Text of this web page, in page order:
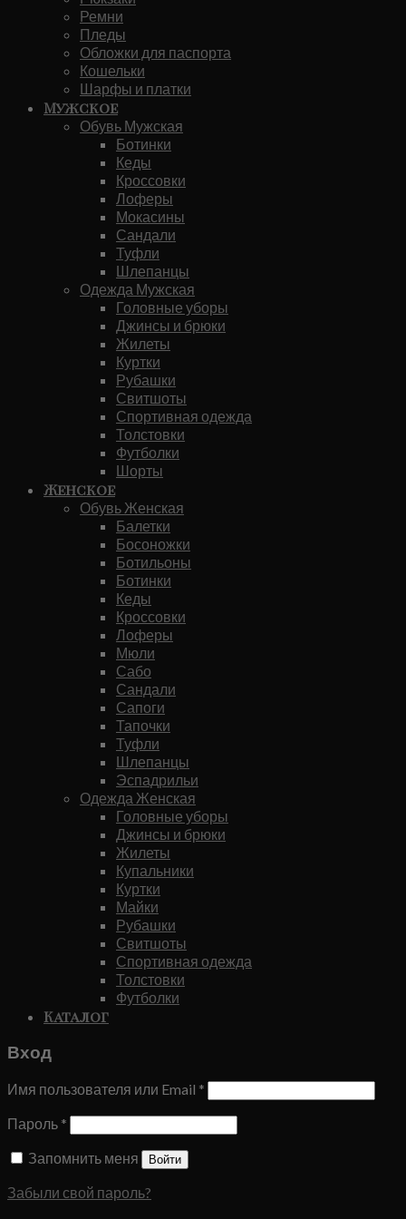
Ремни
Пледы
Обложки для паспорта
Кошельки
Шарфы и платки
Мужское
Обувь Мужская
Ботинки
Кеды
Кроссовки
Лоферы
Мокасины
Сандали
Туфли
Шлепанцы
Одежда Мужская
Головные уборы
Джинсы и брюки
Жилеты
Куртки
Рубашки
Свитшоты
Спортивная одежда
Толстовки
Футболки
Шорты
Женское
Обувь Женская
Балетки
Босоножки
Ботильоны
Ботинки
Кеды
Кроссовки
Лоферы
Мюли
Сабо
Сандали
Сапоги
Тапочки
Туфли
Шлепанцы
Эспадрильи
Одежда Женская
Головные уборы
Джинсы и брюки
Жилеты
Купальники
Куртки
Майки
Рубашки
Свитшоты
Спортивная одежда
Толстовки
Футболки
Каталог
Вход
Имя пользователя или Email *
Пароль *
Запомнить меня
Войти
Забыли свой пароль?